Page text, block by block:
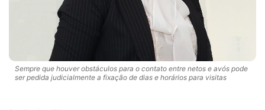
Sempre que houver obstáculos para o contato entre netos e avós pode
ser pedida judicialmente a fixação de dias e horários para visitas